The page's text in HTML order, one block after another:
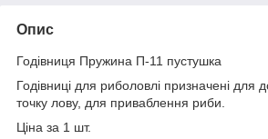
Опис
Годівниця Пружина П-11 пустушка
Годівниці для риболовлі призначені для
точку лову, для приваблення риби.
Ціна за 1 шт.